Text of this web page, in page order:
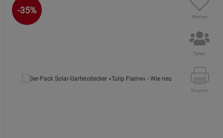
-35%
Merken
Teilen
Drucken